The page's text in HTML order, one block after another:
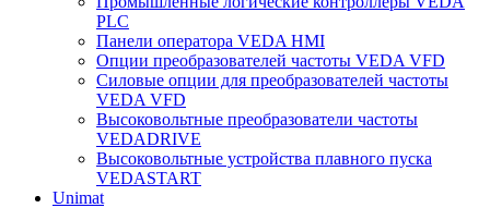
PLC
Панели оператора VEDA HMI
Опции преобразователей частоты VEDA VFD
Силовые опции для преобразователей частоты
VEDA VFD
Высоковольтные преобразователи частоты
VEDADRIVE
Высоковольтные устройства плавного пуска
VEDASTART
Unimat